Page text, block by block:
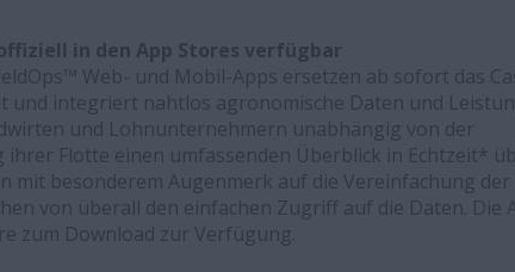
in den App Stores verfügbar
Web- und Mobil-Apps ersetzen ab sofort das
und integriert nahtlos agronomische Daten und
und Lohnunternehmern unabhängig von der
Flotte einen umfassenden Überblick in Echtzeit*
mit besonderem Augenmerk auf die Vereinfachung
von überall den einfachen Zugriff auf die Daten. Die
zum Download zur Verfügung.